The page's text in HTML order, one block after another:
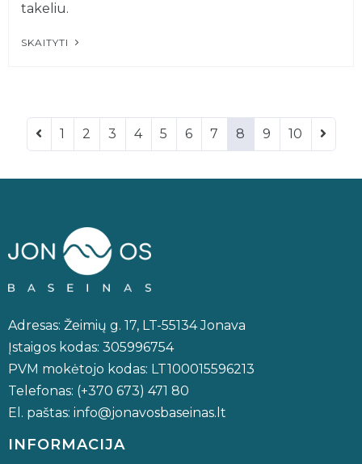
takeliu.
SKAITYTI
1 2 3 4 5 6 7 8 9 10
Adresas: Žeimių g. 17, LT-55134 Jonava
Įstaigos kodas: 305996754
PVM mokėtojo kodas: LT100015596213
Telefonas: (+370 673) 471 80
El. paštas: info@jonavosbaseinas.lt
INFORMACIJA